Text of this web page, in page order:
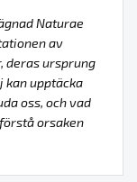
Naturae
av
deras ursprung
kan upptäcka
oss, och vad
orsaken